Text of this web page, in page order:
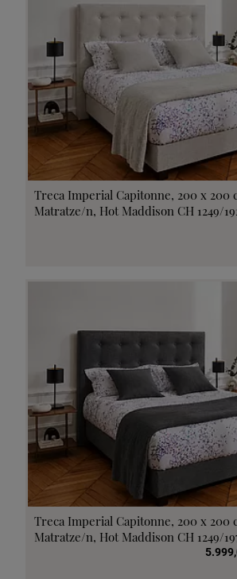
Treca Imperial Capitonne, 200 x 200
Matratze/n, Hot Maddison CH 1249/
Treca Imperial Capitonne, 200 x 200
Matratze/n, Hot Maddison CH 1249/